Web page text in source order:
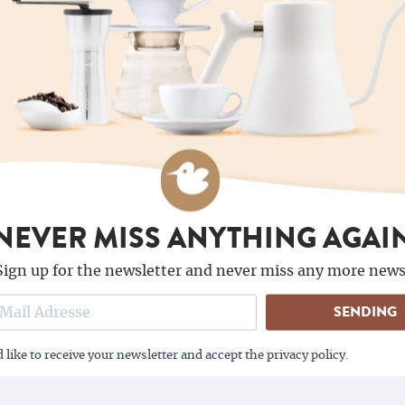
MISS ANYTHING
up for the newsletter and never miss any more
SENDING
like to receive your newsletter and accept the privacy policy.
Super Angebote und tolle Qualität. Sehr feiner
Kaffee
Nadine Elstner -12/02/2026
OUR MOST POPULAR ROASTS